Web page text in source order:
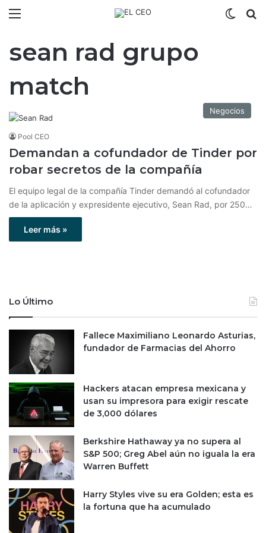
sean rad grupo
match
Negocios
Pool CEO
Demandan a cofundador de Tinder por
robar secretos de la compañía
El equipo legal de la compañía Tinder demandó al cofundador
de la aplicación y expresidente ejecutivo, Sean Rad, por 250…
Leer más »
Lo Último
Fallece Maximiliano Leonardo Asturias,
fundador de Farmacias del Ahorro
Hackers atacan empresa mexicana y
usan su impresora para exigir rescate
de 3,000 dólares
Berkshire Hathaway ya no supera al
S&P 500; Greg Abel aún no iguala la era
Warren Buffett
Harry Styles vive su era Golden; esta es
la fortuna que ha acumulado